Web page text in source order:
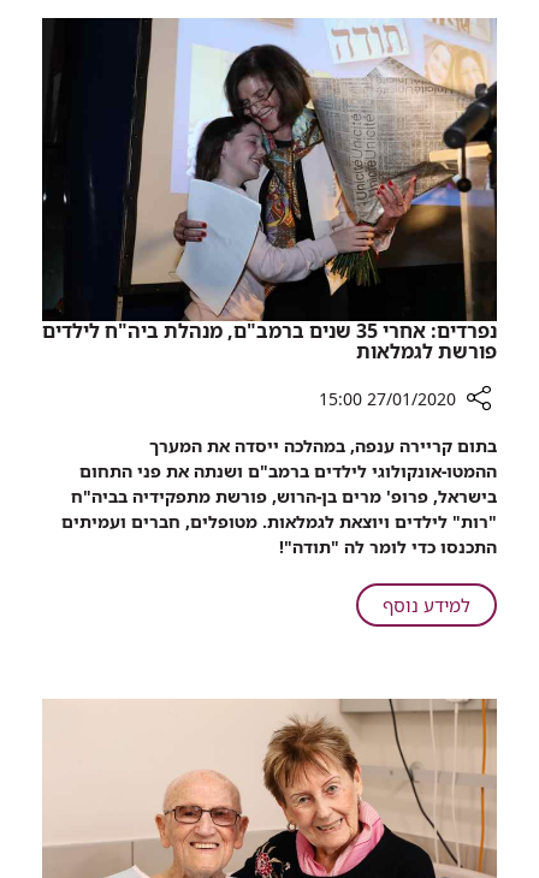
רמב"ם
נפגשים
נפרדים: אחרי 35 שנים ברמב"ם, מנהלת ביה"ח לילדים
פורשת לגמלאות
שיתוף
נפרדים:
אחרי
35
שנים
ברמב"ם,
מנהלת
לגמלאות
27/01/2020 15:00
בתום קריירה ענפה, במהלכה ייסדה את המערך
ההמטו-אונקולוגי לילדים ברמב"ם ושנתה את פני התחום
בישראל, פרופ' מרים בן-הרוש, פורשת מתפקידיה בביה"ח
"רות" לילדים ויוצאת לגמלאות. מטופלים, חברים ועמיתים
התכנסו כדי לומר לה "תודה"!
למידע נוסףעל
נפרדים:
שנים
ברמב"ם,
מנהלת
ביה"ח
לילדים
פורשת
לגמלאות